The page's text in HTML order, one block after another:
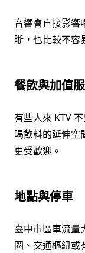
音響會直接影響
晰，也比較不容
餐飲與加值
有些人來 KTV
喝飲料的延伸空
更受歡迎。
地點與停車
臺中市區車流量
圈、交通樞紐或